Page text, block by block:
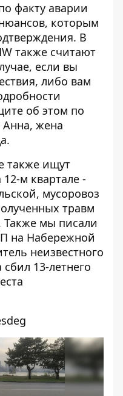
факту аварии
которым
В
также считают
если вы
либо вам
об этом по
Анна, жена
.
также ищут
12-м квартале -
мусоровоз
травм
Также мы писали
на Набережной
неизвестного
сбил 13-летнего